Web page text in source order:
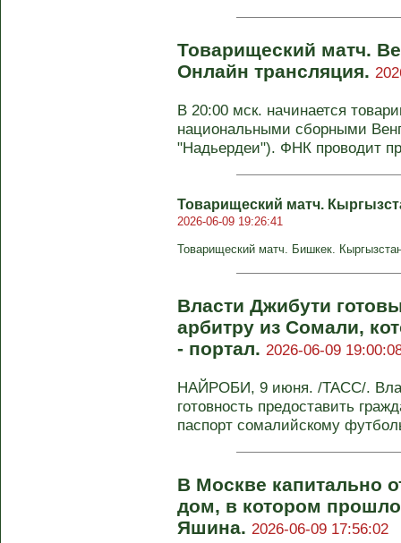
Товарищеский матч.
Онлайн трансляция.
В 20:00 мск. начинается
национальными сборными
"Надьердеи"). ФНК проводит
Товарищеский матч.
2026-06-09 19:26:41
Товарищеский матч. Бишкек.
Власти Джибути
арбитру из Сомали,
- портал. 2026-06-09
НАЙРОБИ, 9 июня. /ТАСС/.
готовность предоставить
паспорт сомалийскому
В Москве капитально
дом, в котором прошло
Яшина. 2026-06-09 17:56:02